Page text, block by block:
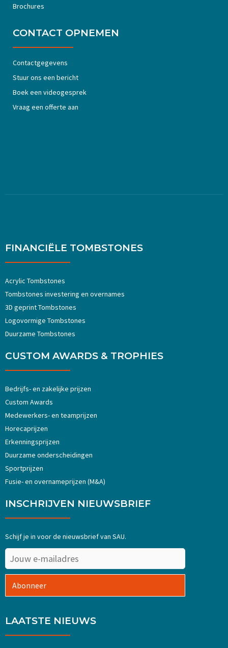
Brochures
CONTACT OPNEMEN
Contactgegevens
Stuur ons een bericht
Boek een videogesprek
Vraag een offerte aan
FINANCIËLE TOMBSTONES
Acrylic Tombstones
Tombstones investering en overnames
3D geprint Tombstones
Logovormige Tombstones
Duurzame Tombstones
CUSTOM AWARDS & TROPHIES
Bedrijfs- en zakelijke prijzen
Custom Awards
Medewerkers- en teamprijzen
Horecaprijzen
Erkenningsprijzen
Duurzame onderscheidingen
Sportprijzen
Fusie- en overnameprijzen (M&A)
INSCHRIJVEN NIEUWSBRIEF
Schijf je in voor de nieuwsbrief van SAU.
Abonneer
LAATSTE NIEUWS